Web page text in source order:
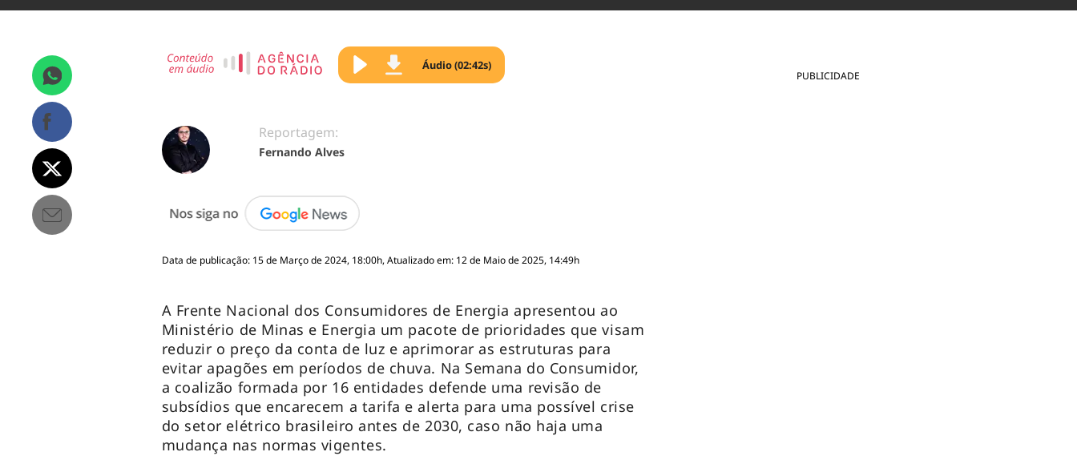
PUBLICIDADE
Áudio (02:42s)
Reportagem:
Fernando Alves
Data de publicação: 15 de Março de 2024, 18:00h, Atualizado em: 12 de Maio de 2025, 14:49h
A Frente Nacional dos Consumidores de Energia apresentou ao
Ministério de Minas e Energia um pacote de prioridades que visam
reduzir o preço da conta de luz e aprimorar as estruturas para
evitar apagões em períodos de chuva. Na Semana do Consumidor,
a coalizão formada por 16 entidades defende uma revisão de
subsídios que encarecem a tarifa e alerta para uma possível crise
do setor elétrico brasileiro antes de 2030, caso não haja uma
mudança nas normas vigentes.